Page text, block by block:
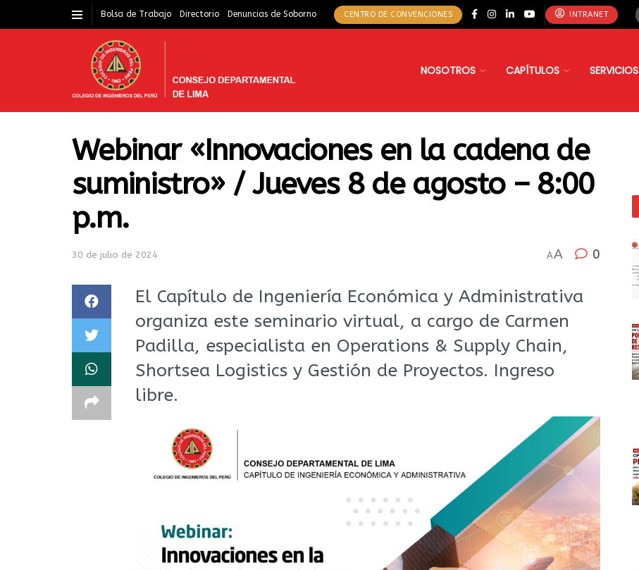
Bolsa de Trabajo Directorio Denuncias de Soborno CENTRO DE CONVENCIONES INTRANET
NOSOTROS CAPÍTULOS SERVICIOS
Webinar «Innovaciones en la cadena de
suministro» / Jueves 8 de agosto – 8:00
p.m.
30 de julio de 2024 AA 0
El Capítulo de Ingeniería Económica y Administrativa
organiza este seminario virtual, a cargo de Carmen
Padilla, especialista en Operations & Supply Chain,
Shortsea Logistics y Gestión de Proyectos. Ingreso
libre.